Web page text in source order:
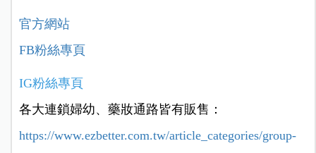
官方網站
FB粉絲專頁
IG粉絲專頁
各大連鎖婦幼、藥妝通路皆有販售：
https://www.ezbetter.com.tw/article_categories/group-